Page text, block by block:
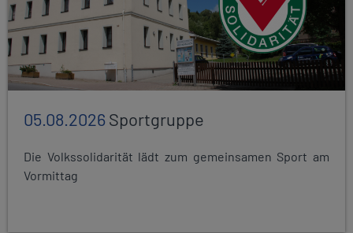
05.08.2026Sportgruppe
Die Volkssolidarität lädt zum gemeinsamen Sport am
Vormittag